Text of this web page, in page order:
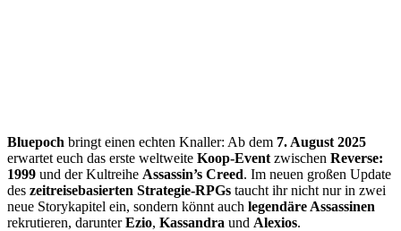
Bluepoch bringt einen echten Knaller: Ab dem 7. August 2025
erwartet euch das erste weltweite Koop-Event zwischen Reverse:
1999 und der Kultreihe Assassin’s Creed. Im neuen großen Update
des zeitreisebasierten Strategie-RPGs taucht ihr nicht nur in zwei
neue Storykapitel ein, sondern könnt auch legendäre Assassinen
rekrutieren, darunterEzio, Kassandra und Alexios.